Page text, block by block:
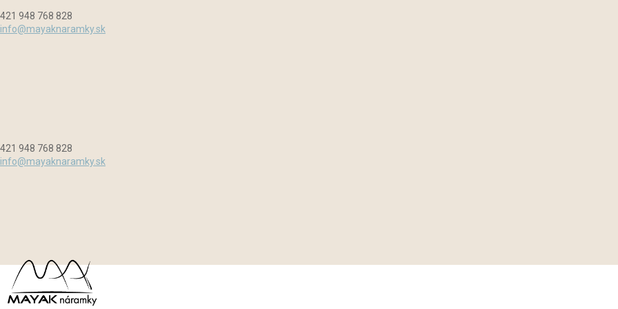
na
421 948 768 828
info@mayaknaramky.sk
421 948 768 828
info@mayaknaramky.sk